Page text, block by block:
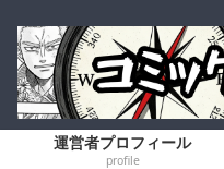
運営者プロフィール
profile